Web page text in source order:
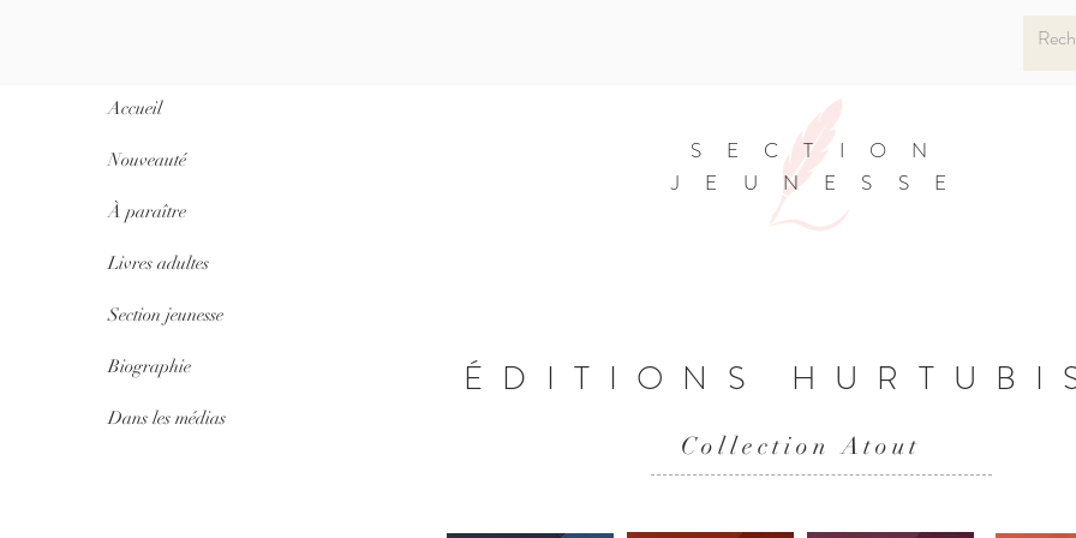
Accueil
Nouveauté
À paraître
Livres adultes
Section jeunesse
Biographie
Dans les médias
ÉDITIONS
Collection Atout
SECTION
JEUNESSE